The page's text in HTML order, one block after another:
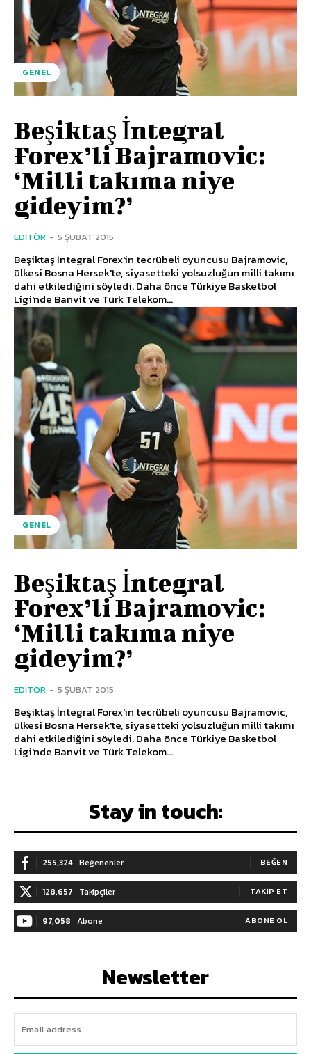
GENEL
Beşiktaş İntegral
Forex’li Bajramovic:
‘Milli takıma niye
gideyim?’
EDITÖR - 5 ŞUBAT 2015
Beşiktaş İntegral Forex'in tecrübeli oyuncusu Bajramovic,
ülkesi Bosna Hersek'te, siyasetteki yolsuzluğun milli takımı
dahi etkilediğini söyledi. Daha önce Türkiye Basketbol
Ligi'nde Banvit ve Türk Telekom...
GENEL
Beşiktaş İntegral
Forex’li Bajramovic:
‘Milli takıma niye
gideyim?’
EDITÖR - 5 ŞUBAT 2015
Beşiktaş İntegral Forex'in tecrübeli oyuncusu Bajramovic,
ülkesi Bosna Hersek'te, siyasetteki yolsuzluğun milli takımı
dahi etkilediğini söyledi. Daha önce Türkiye Basketbol
Ligi'nde Banvit ve Türk Telekom...
Stay in touch:
255,324 Beğenenler BEĞEN
128,657 Takipçiler TAKIP ET
97,058 Abone ABONE OL
Newsletter